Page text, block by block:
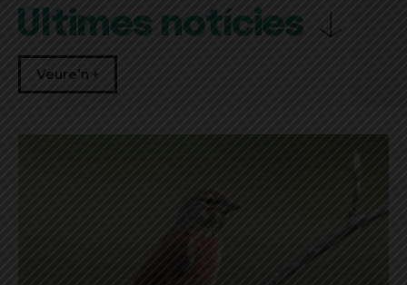
Últimes notícies
Veure'n +